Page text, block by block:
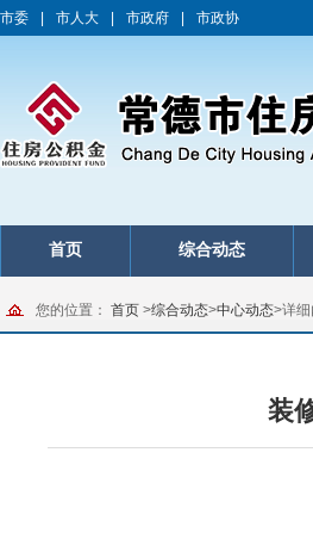
市委 市人大 市政府 市政协
首页 综合动态
您的位置： 首页 >综合动态>中心动态>详细
装